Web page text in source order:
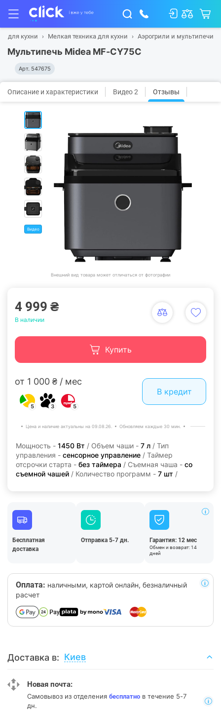
для кухни Мелкая техника для кухни Аэрогрили и мультипечи
Мультипечь Midea MF-CY75C
Арт. 547675
Описание и характеристики Видео 2 Отзывы
Видео
Внешний вид товара может отличаться от фотографии
4 999 ₴
В наличии
Купить
от 1 000 ₴ / мес
5 3 5
В кредит
Цена и наличие актуальны на 09.08.26. Обновляем каждые 30 мин.
Мощность - 1450 Вт / Объем чаши - 7 л / Тип
управления - сенсорное управление / Таймер
отсрочки старта - без таймера / Съемная чаша - со
съемной чашей / Количество программ - 7 шт /
Бесплатная
доставка
Отправка 5-7 дн. Гарантия: 12 мес
Обмен и возврат: 14
дней
Оплата: наличными, картой онлайн, безналичный
расчет
Доставка в: Киев
Новая почта:
Самовывоз из отделения бесплатно в течение 5-7
дн.